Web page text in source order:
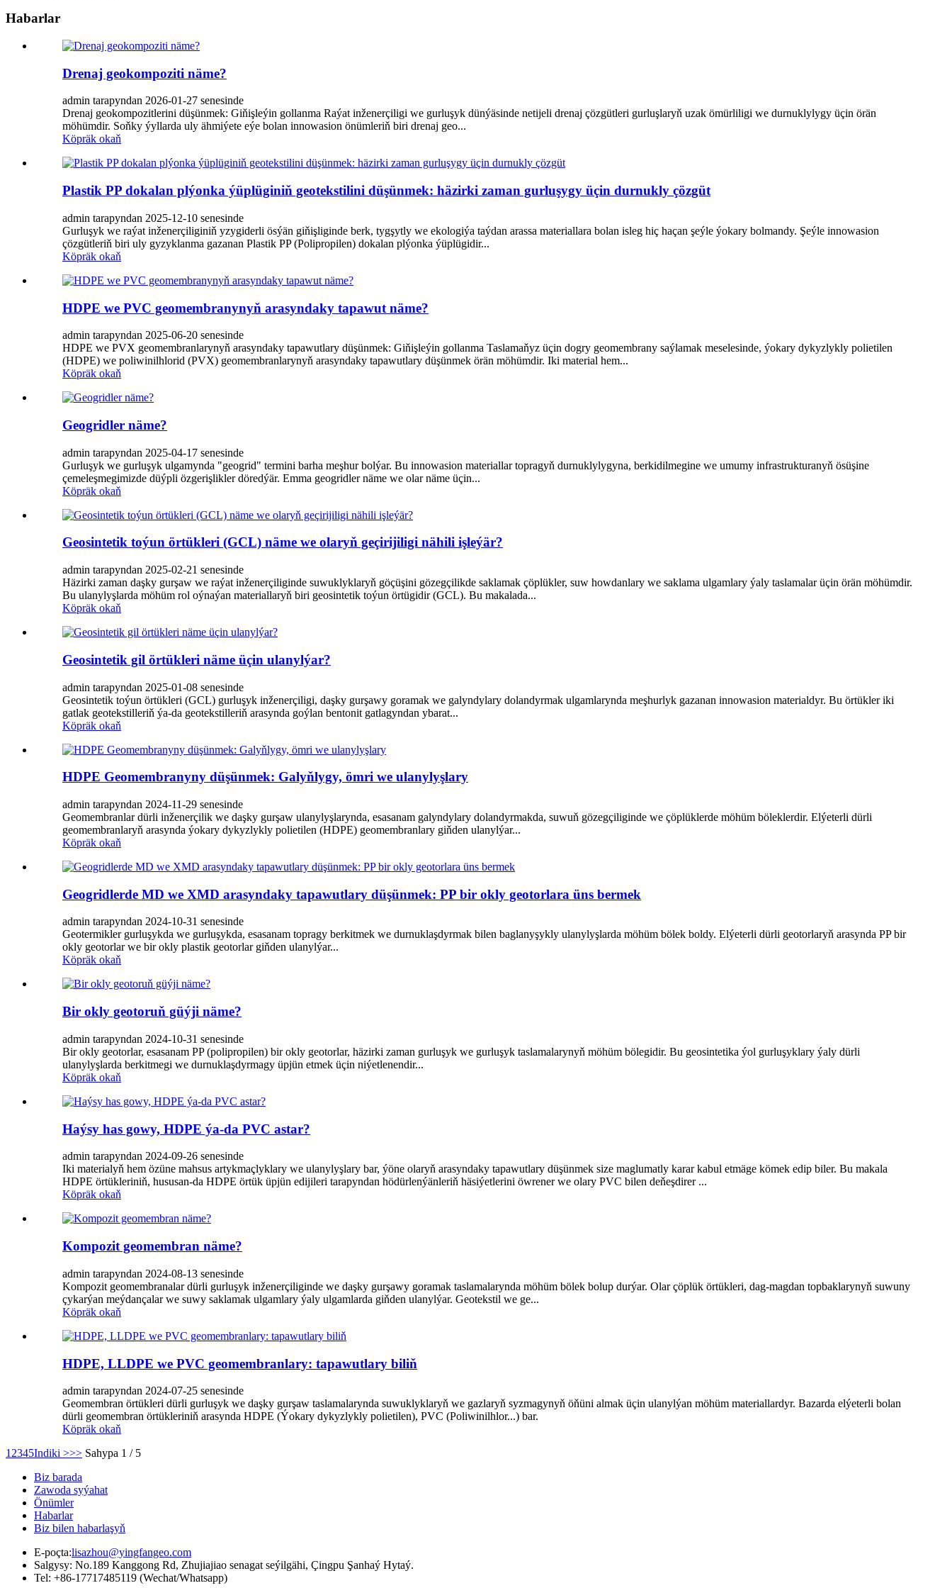
Habarlar
Drenaj geokompoziti näme?
admin tarapyndan 2026-01-27 senesinde
Drenaj geokompozitlerini düşünmek: Giňişleýin gollanma Raýat inženerçiligi we gurluşyk dünýäsinde netijeli drenaj çözgütleri gurluşlaryň uzak ömürliligi we durnuklylygy üçin örän
möhümdir. Soňky ýyllarda uly ähmiýete eýe bolan innowasion önümleriň biri drenaj geo...
Köpräk okaň
Plastik PP dokalan plýonka ýüplüginiň geotekstilini düşünmek: häzirki zaman gurluşygy üçin durnukly çözgüt
admin tarapyndan 2025-12-10 senesinde
Gurluşyk we raýat inženerçiliginiň yzygiderli ösýän giňişliginde berk, tygşytly we ekologiýa taýdan arassa materiallara bolan isleg hiç haçan şeýle ýokary bolmandy. Şeýle innowasion
çözgütleriň biri uly gyzyklanma gazanan Plastik PP (Polipropilen) dokalan plýonka ýüplügidir...
Köpräk okaň
HDPE we PVC geomembranynyň arasyndaky tapawut näme?
admin tarapyndan 2025-06-20 senesinde
HDPE we PVX geomembranlarynyň arasyndaky tapawutlary düşünmek: Giňişleýin gollanma Taslamaňyz üçin dogry geomembrany saýlamak meselesinde, ýokary dykyzlykly polietilen
(HDPE) we poliwinilhlorid (PVX) geomembranlarynyň arasyndaky tapawutlary düşünmek örän möhümdir. Iki material hem...
Köpräk okaň
Geogridler näme?
admin tarapyndan 2025-04-17 senesinde
Gurluşyk we gurluşyk ulgamynda "geogrid" termini barha meşhur bolýar. Bu innowasion materiallar topragyň durnuklylygyna, berkidilmegine we umumy infrastrukturanyň ösüşine
çemeleşmegimizde düýpli özgerişlikler döredýär. Emma geogridler näme we olar näme üçin...
Köpräk okaň
Geosintetik toýun örtükleri (GCL) näme we olaryň geçirijiligi nähili işleýär?
admin tarapyndan 2025-02-21 senesinde
Häzirki zaman daşky gurşaw we raýat inženerçiliginde suwuklyklaryň göçüşini gözegçilikde saklamak çöplükler, suw howdanlary we saklama ulgamlary ýaly taslamalar üçin örän möhümdir.
Bu ulanylyşlarda möhüm rol oýnaýan materiallaryň biri geosintetik toýun örtügidir (GCL). Bu makalada...
Köpräk okaň
Geosintetik gil örtükleri näme üçin ulanylýar?
admin tarapyndan 2025-01-08 senesinde
Geosintetik toýun örtükleri (GCL) gurluşyk inženerçiligi, daşky gurşawy goramak we galyndylary dolandyrmak ulgamlarynda meşhurlyk gazanan innowasion materialdyr. Bu örtükler iki
gatlak geotekstilleriň ýa-da geotekstilleriň arasynda goýlan bentonit gatlagyndan ybarat...
Köpräk okaň
HDPE Geomembranyny düşünmek: Galyňlygy, ömri we ulanylyşlary
admin tarapyndan 2024-11-29 senesinde
Geomembranlar dürli inženerçilik we daşky gurşaw ulanylyşlarynda, esasanam galyndylary dolandyrmakda, suwuň gözegçiliginde we çöplüklerde möhüm böleklerdir. Elýeterli dürli
geomembranlaryň arasynda ýokary dykyzlykly polietilen (HDPE) geomembranlary giňden ulanylýar...
Köpräk okaň
Geogridlerde MD we XMD arasyndaky tapawutlary düşünmek: PP bir okly geotorlara üns bermek
admin tarapyndan 2024-10-31 senesinde
Geotermikler gurluşykda we gurluşykda, esasanam topragy berkitmek we durnuklaşdyrmak bilen baglanyşykly ulanylyşlarda möhüm bölek boldy. Elýeterli dürli geotorlaryň arasynda PP bir
okly geotorlar we bir okly plastik geotorlar giňden ulanylýar...
Köpräk okaň
Bir okly geotoruň güýji näme?
admin tarapyndan 2024-10-31 senesinde
Bir okly geotorlar, esasanam PP (polipropilen) bir okly geotorlar, häzirki zaman gurluşyk we gurluşyk taslamalarynyň möhüm bölegidir. Bu geosintetika ýol gurluşyklary ýaly dürli
ulanylyşlarda berkitmegi we durnuklaşdyrmagy üpjün etmek üçin niýetlenendir...
Köpräk okaň
Haýsy has gowy, HDPE ýa-da PVC astar?
admin tarapyndan 2024-09-26 senesinde
Iki materialyň hem özüne mahsus artykmaçlyklary we ulanylyşlary bar, ýöne olaryň arasyndaky tapawutlary düşünmek size maglumatly karar kabul etmäge kömek edip biler. Bu makala
HDPE örtükleriniň, hususan-da HDPE örtük üpjün edijileri tarapyndan hödürlenýänleriň häsiýetlerini öwrener we olary PVC bilen deňeşdirer ...
Köpräk okaň
Kompozit geomembran näme?
admin tarapyndan 2024-08-13 senesinde
Kompozit geomembranalar dürli gurluşyk inženerçiliginde we daşky gurşawy goramak taslamalarynda möhüm bölek bolup durýar. Olar çöplük örtükleri, dag-magdan topbaklarynyň suwuny
çykarýan meýdançalar we suwy saklamak ulgamlary ýaly ulgamlarda giňden ulanylýar. Geotekstil we ge...
Köpräk okaň
HDPE, LLDPE we PVC geomembranlary: tapawutlary biliň
admin tarapyndan 2024-07-25 senesinde
Geomembran örtükleri dürli gurluşyk we daşky gurşaw taslamalarynda suwuklyklaryň we gazlaryň syzmagynyň öňüni almak üçin ulanylýan möhüm materiallardyr. Bazarda elýeterli bolan
dürli geomembran örtükleriniň arasynda HDPE (Ýokary dykyzlykly polietilen), PVC (Poliwinilhlor...) bar.
Köpräk okaň
1 2345Indiki >>> Sahypa 1 / 5
Biz barada
Zawoda syýahat
Önümler
Habarlar
Biz bilen habarlaşyň
E-poçta:lisazhou@yingfangeo.com
Salgysy: No.189 Kanggong Rd, Zhujiajiao senagat seýilgähi, Çingpu Şanhaý Hytaý.
Tel: +86-17717485119 (Wechat/Whatsapp)